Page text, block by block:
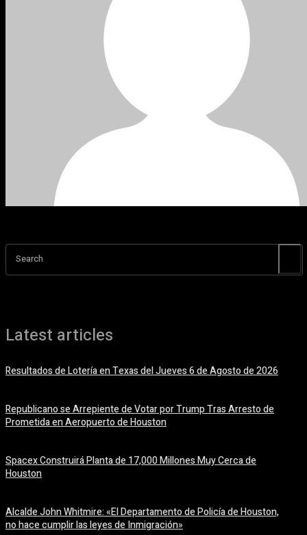
Search
Latest articles
Resultados de Lotería en Texas del Jueves 6 de Agosto de 2026
Republicano se Arrepiente de Votar por Trump Tras Arresto de
Prometida en Aeropuerto de Houston
Spacex Construirá Planta de 17,000 Millones Muy Cerca de
Houston
Alcalde John Whitmire: «El Departamento de Policía de Houston,
no hace cumplir las leyes de Inmigración»